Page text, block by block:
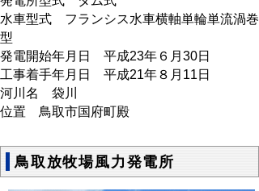
水車型式 フランシス水車横軸単輪単流渦巻
型
発電開始年月日 平成23年６月30日
工事着手年月日 平成21年８月11日
河川名 袋川
位置 鳥取市国府町殿
鳥取放牧場風力発電所